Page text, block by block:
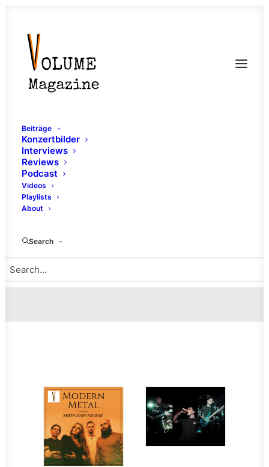
Beiträge
Konzertbilder
Interviews
Reviews
Podcast
Videos
Playlists
About
Search